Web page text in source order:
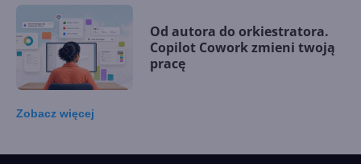
Od autora do orkiestratora.
Copilot Cowork zmieni twoją
pracę
Zobacz więcej